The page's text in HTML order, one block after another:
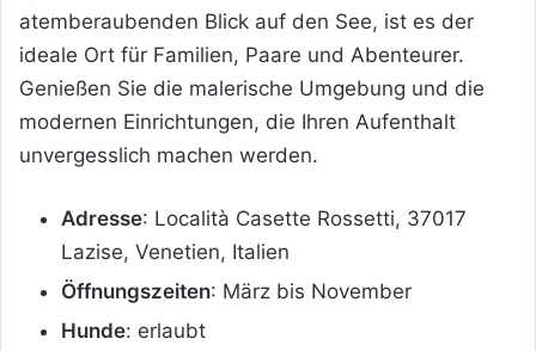
atemberaubenden Blick auf den See, ist es der
ideale Ort für Familien, Paare und Abenteurer.
Genießen Sie die malerische Umgebung und die
modernen Einrichtungen, die Ihren Aufenthalt
unvergesslich machen werden.
Adresse: Località Casette Rossetti, 37017
Lazise, Venetien, Italien
Öffnungszeiten: März bis November
Hunde: erlaubt